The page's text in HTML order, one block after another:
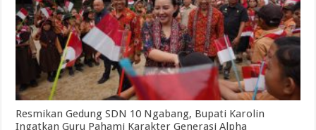
Resmikan Gedung SDN 10 Ngabang, Bupati Karolin
Ingatkan Guru Pahami Karakter Generasi Alpha